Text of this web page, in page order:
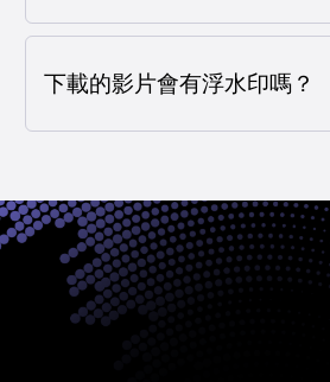
下載的影片會有浮水印嗎？